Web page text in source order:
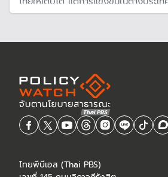
ต้องเร่งพัฒนาตัวเองเพื่อเตรียมพร้อม
ของประเทศ
ไทยพีบีเอส (Thai PBS)